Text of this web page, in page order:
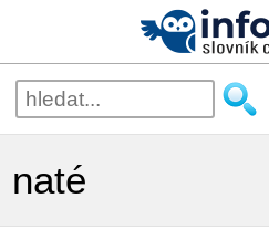
naté